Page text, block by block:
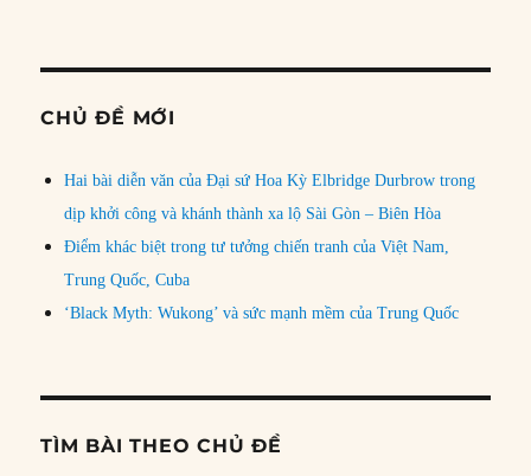
CHỦ ĐỀ MỚI
Hai bài diễn văn của Đại sứ Hoa Kỳ Elbridge Durbrow trong
dịp khởi công và khánh thành xa lộ Sài Gòn – Biên Hòa
Điểm khác biệt trong tư tưởng chiến tranh của Việt Nam,
Trung Quốc, Cuba
‘Black Myth: Wukong’ và sức mạnh mềm của Trung Quốc
TÌM BÀI THEO CHỦ ĐỀ